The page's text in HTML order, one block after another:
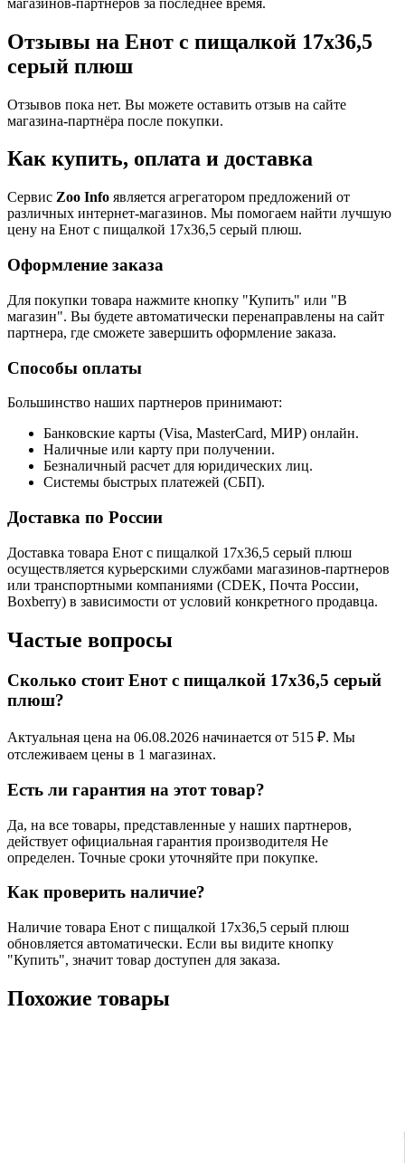
Отзывы на Енот с пищалкой 17х36,5
серый плюш
Отзывов пока нет. Вы можете оставить отзыв на сайте
магазина-партнёра после покупки.
Как купить, оплата и доставка
Сервис Zoo Info является агрегатором предложений от
различных интернет-магазинов. Мы помогаем найти лучшую
цену на Енот с пищалкой 17х36,5 серый плюш.
Оформление заказа
Для покупки товара нажмите кнопку "Купить" или "В
магазин". Вы будете автоматически перенаправлены на сайт
партнера, где сможете завершить оформление заказа.
Способы оплаты
Большинство наших партнеров принимают:
Банковские карты (Visa, MasterCard, МИР) онлайн.
Наличные или карту при получении.
Безналичный расчет для юридических лиц.
Системы быстрых платежей (СБП).
Доставка по России
Доставка товара Енот с пищалкой 17х36,5 серый плюш
осуществляется курьерскими службами магазинов-партнеров
или транспортными компаниями (CDEK, Почта России,
Boxberry) в зависимости от условий конкретного продавца.
Частые вопросы
Сколько стоит Енот с пищалкой 17х36,5 серый
плюш?
Актуальная цена на 06.08.2026 начинается от 515 ₽. Мы
отслеживаем цены в 1 магазинах.
Есть ли гарантия на этот товар?
Да, на все товары, представленные у наших партнеров,
действует официальная гарантия производителя Не
определен. Точные сроки уточняйте при покупке.
Как проверить наличие?
Наличие товара Енот с пищалкой 17х36,5 серый плюш
обновляется автоматически. Если вы видите кнопку
"Купить", значит товар доступен для заказа.
Похожие товары